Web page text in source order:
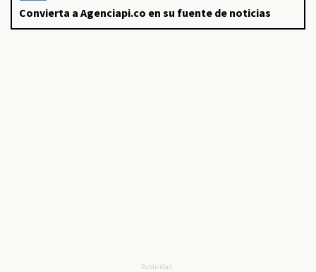
Convierta a Agenciapi.co en su fuente de noticias
Publicidad